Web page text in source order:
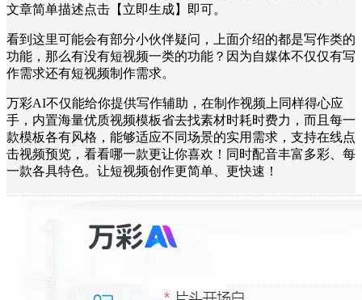
文章简单描述点击【立即生成】即可。
看到这里可能会有部分小伙伴疑问，上面介绍的都是写作类的
功能，那么有没有短视频一类的功能？因为自媒体不仅仅有写
作需求还有短视频制作需求。
万彩AI不仅能给你提供写作辅助，在制作视频上同样得心应
手，内置海量优质视频模板省去找素材时耗时费力，而且每一
款模板各有风格，能够适应不同场景的实用需求，支持在线点
击视频预览，看看哪一款更让你喜欢！同时配音丰富多彩、每
一款各具特色。让短视频创作更简单、更快速！